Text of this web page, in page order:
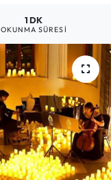
1 DK
OKUNMA SÜRESI